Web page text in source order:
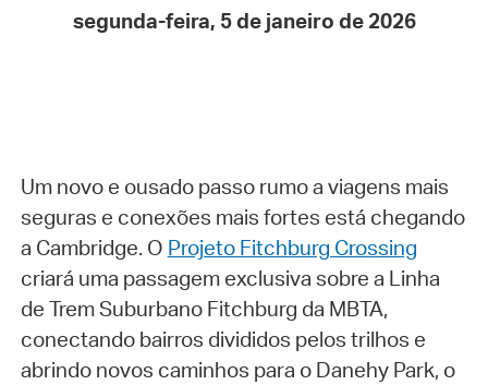
segunda-feira, 5 de janeiro de 2026
Um novo e ousado passo rumo a viagens mais
seguras e conexões mais fortes está chegando
a Cambridge. O Projeto Fitchburg Crossing
criará uma passagem exclusiva sobre a Linha
de Trem Suburbano Fitchburg da MBTA,
conectando bairros divididos pelos trilhos e
abrindo novos caminhos para o Danehy Park, o